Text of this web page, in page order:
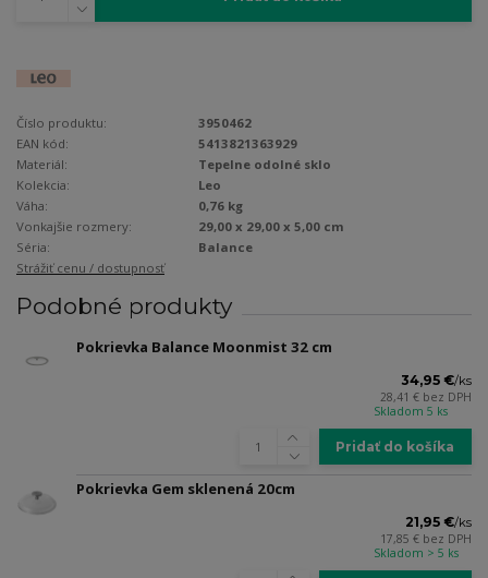
Číslo produktu:
3950462
EAN kód:
5413821363929
Materiál:
Tepelne odolné sklo
Kolekcia:
Leo
Váha:
0,76 kg
Vonkajšie rozmery:
29,00 x 29,00 x 5,00 cm
Séria:
Balance
Strážiť cenu / dostupnosť
Podobné produkty
Pokrievka Balance Moonmist 32 cm
34,95 €/ks
28,41 € bez DPH
Skladom 5 ks
Pridať do košíka
Pokrievka Gem sklenená 20cm
21,95 €/ks
17,85 € bez DPH
Skladom > 5 ks